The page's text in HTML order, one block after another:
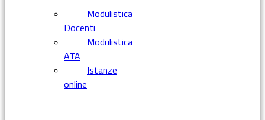
Modulistica
Docenti
Modulistica
ATA
Istanze
online